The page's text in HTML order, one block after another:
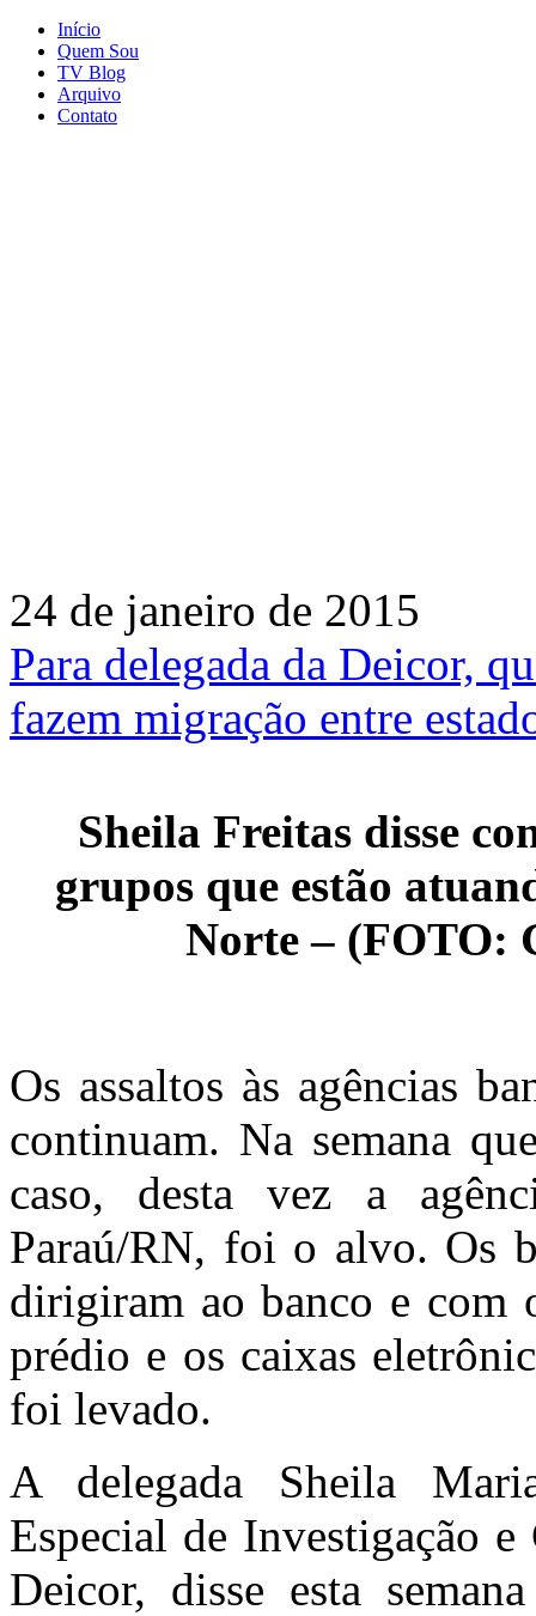
Início
Quem Sou
TV Blog
Arquivo
Contato
24 de janeiro de 2015
Para delegada da Deicor,
fazem migração entre
Sheila Freitas disse
grupos que estão
Norte – (FOTO:
Os assaltos às agências
continuam. Na semana
caso, desta vez a
Paraú/RN, foi o alvo. Os
dirigiram ao banco e com
prédio e os caixas
foi levado.
A delegada Sheila
Especial de Investigação
Deicor, disse esta